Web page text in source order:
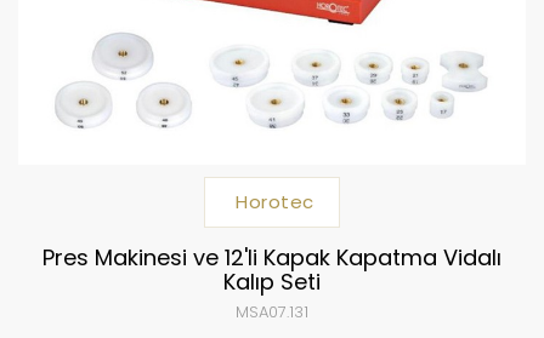
Horotec
Pres Makinesi ve 12'li Kapak Kapatma Vidalı
Kalıp Seti
MSA07.131